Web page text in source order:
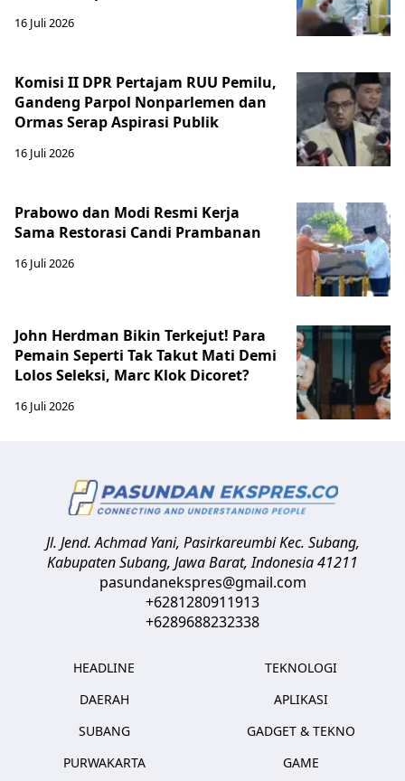
16 Juli 2026
Komisi II DPR Pertajam RUU Pemilu,
Gandeng Parpol Nonparlemen dan
Ormas Serap Aspirasi Publik
16 Juli 2026
Prabowo dan Modi Resmi Kerja
Sama Restorasi Candi Prambanan
16 Juli 2026
John Herdman Bikin Terkejut! Para
Pemain Seperti Tak Takut Mati Demi
Lolos Seleksi, Marc Klok Dicoret?
16 Juli 2026
Jl. Jend. Achmad Yani, Pasirkareumbi Kec. Subang,
Kabupaten Subang, Jawa Barat,Indonesia41211
pasundanekspres@gmail.com
+6281280911913
+6289688232338
HEADLINE
DAERAH
SUBANG
PURWAKARTA
TEKNOLOGI
APLIKASI
GADGET & TEKNO
GAME